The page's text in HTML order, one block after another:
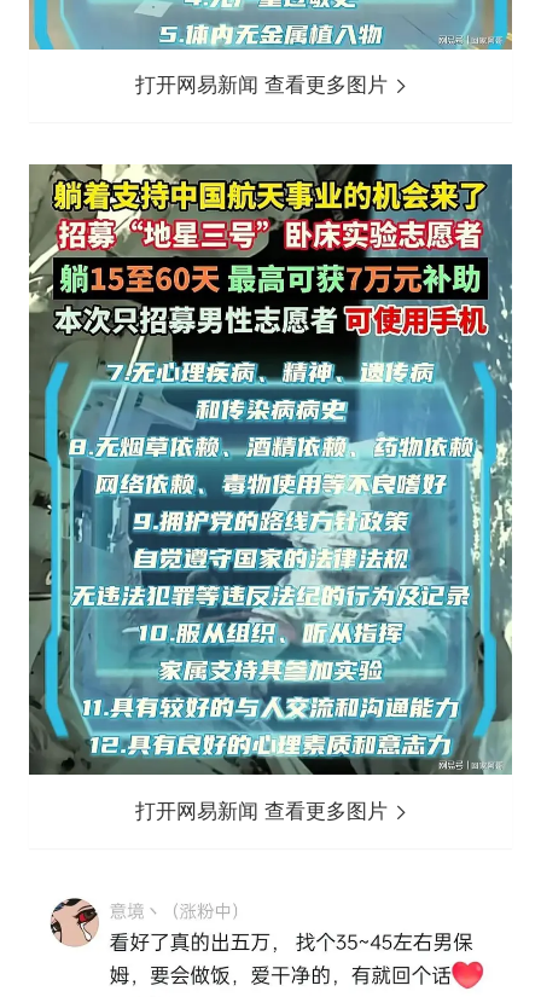
打开网易新闻 查看更多图片
打开网易新闻 查看更多图片